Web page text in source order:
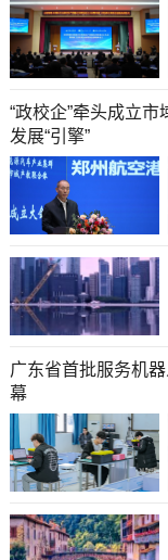
“政校企”牵头成立
发展“引擎”
广东省首批服务机
幕